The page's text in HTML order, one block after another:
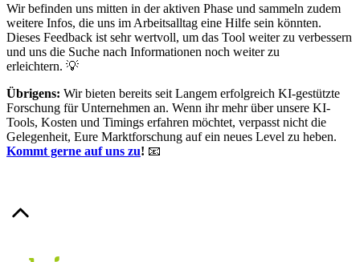
Wir befinden uns mitten in der aktiven Phase und sammeln zudem
weitere Infos, die uns im Arbeitsalltag eine Hilfe sein könnten.
Dieses Feedback ist sehr wertvoll, um das Tool weiter zu verbessern
und uns die Suche nach Informationen noch weiter zu
erleichtern. 💡
Übrigens: Wir bieten bereits seit Langem erfolgreich KI-gestützte
Forschung für Unternehmen an. Wenn ihr mehr über unsere KI-
Tools, Kosten und Timings erfahren möchtet, verpasst nicht die
Gelegenheit, Eure Marktforschung auf ein neues Level zu heben.
Kommt gerne auf uns zu! 📧